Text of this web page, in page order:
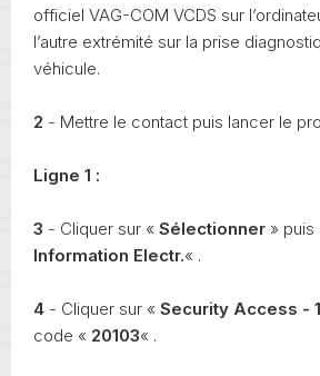
officiel VAG-COM VCDS sur
l’autre extrémité sur la prise
véhicule.
2 - Mettre le contact puis lancer le
Ligne 1 :
3 - Cliquer sur « Sélectionner » puis
Information Electr.« .
4 - Cliquer sur « Security Access -
code « 20103« .